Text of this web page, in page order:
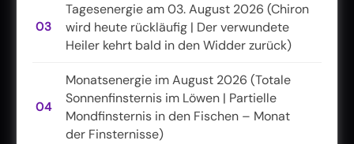
03
Tagesenergie am 03. August 2026 (Chiron
wird heute rückläufig | Der verwundete
Heiler kehrt bald in den Widder zurück)
04
Monatsenergie im August 2026 (Totale
Sonnenfinsternis im Löwen | Partielle
Mondfinsternis in den Fischen – Monat
der Finsternisse)